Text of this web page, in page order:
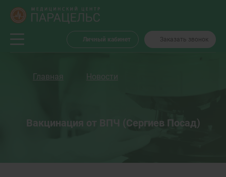
Личный кабинет Заказать звонок
Главная Новости
Вакцинация от ВПЧ (Сергиев Посад)